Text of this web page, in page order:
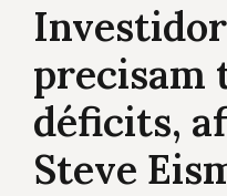
precisam
déficits,
Steve